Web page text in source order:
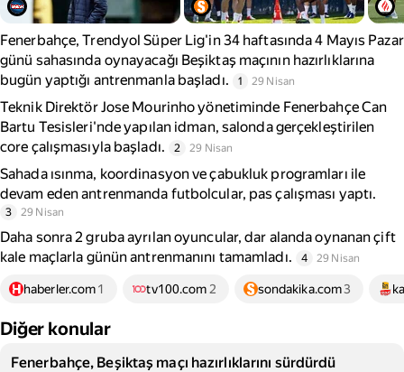
Fenerbahçe, Trendyol Süper Lig'in 34 haftasında 4 Mayıs Pazar
günü sahasında oynayacağı Beşiktaş maçının hazırlıklarına
bugün yaptığı antrenmanla başladı.
1 29 Nisan
Teknik Direktör Jose Mourinho yönetiminde Fenerbahçe Can
Bartu Tesisleri'nde yapılan idman, salonda gerçekleştirilen
core çalışmasıyla başladı.
2 29 Nisan
Sahada ısınma, koordinasyon ve çabukluk programları ile
devam eden antrenmanda futbolcular, pas çalışması yaptı.
3 29 Nisan
Daha sonra 2 gruba ayrılan oyuncular, dar alanda oynanan çift
kale maçlarla günün antrenmanını tamamladı.
4 29 Nisan
haberler.com1 tv100.com 2 sondakika.com3
Diğer konular
Fenerbahçe, Beşiktaş maçı hazırlıklarını sürdürdü